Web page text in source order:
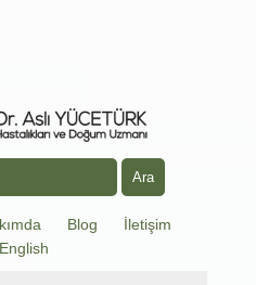
Blog
İletişim
English